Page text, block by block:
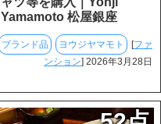
Yamamoto 松屋銀座
ブランド品 ヨウジヤマモト [ファ
ンション] 2026年3月28日